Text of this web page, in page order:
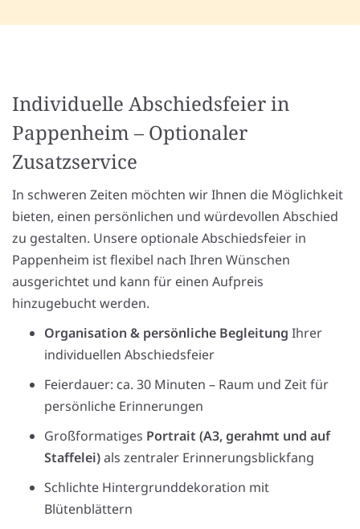
Individuelle Abschiedsfeier in
Pappenheim – Optionaler
Zusatzservice
In schweren Zeiten möchten wir Ihnen die Möglichkeit
bieten, einen persönlichen und würdevollen Abschied
zu gestalten. Unsere optionale Abschiedsfeier in
Pappenheim ist flexibel nach Ihren Wünschen
ausgerichtet und kann für einen Aufpreis
hinzugebucht werden.
Organisation & persönliche Begleitung Ihrer
individuellen Abschiedsfeier
Feierdauer: ca. 30 Minuten – Raum und Zeit für
persönliche Erinnerungen
Großformatiges Portrait (A3, gerahmt und auf
Staffelei)als zentraler Erinnerungsblickfang
Schlichte Hintergrunddekoration mit
Blütenblättern